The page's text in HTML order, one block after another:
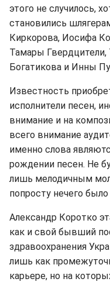
этого не случилось,
становились
Киркорова, Иосифа
Тамары
Богатикова и Инны
Известность
исполнители песен,
внимание и на
всего внимание
именно слова
рождении песен. Не
лишь мелодичным
попросту нечего
Александр Коротко
как и свой бывший
здравоохранения
лишь как
карьере, но на